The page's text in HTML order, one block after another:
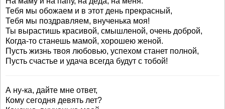
Тебя мы обожаем и в этот день прекрасный,
Тебя мы поздравляем, внученька моя!
Ты вырастишь красивой, смышленой, очень доброй,
Когда-то станешь мамой, хорошею женой.
Пусть жизнь твоя любовью, успехом станет полной,
Пусть счастье и удача всегда будут с тобой!
А ну-ка, дайте мне ответ,
Кому сегодня девять лет?